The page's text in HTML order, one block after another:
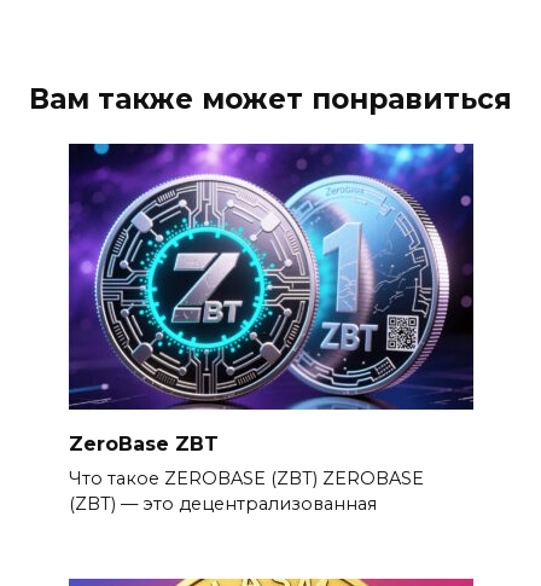
Вам также может понравиться
ZeroBase ZBT
Что такое ZEROBASE (ZBT) ZEROBASE
(ZBT) — это децентрализованная